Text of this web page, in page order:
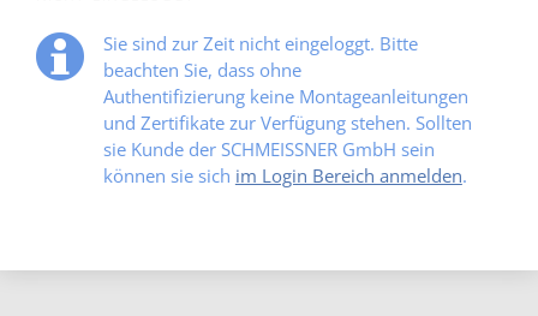
Sie sind zur Zeit nicht eingeloggt. Bitte
beachten Sie, dass ohne
Authentifizierung keine Montageanleitungen
und Zertifikate zur Verfügung stehen. Sollten
sie Kunde der SCHMEISSNER GmbH sein
können sie sich im Login Bereich anmelden.